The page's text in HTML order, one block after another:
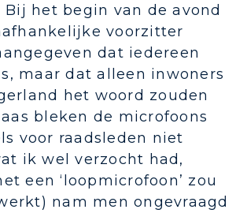
Bij het begin van de avond
voorzitter
dat iedereen
maar dat alleen inwoners
het woord zouden
bleken de microfoons
voor raadsleden niet
ik wel verzocht had,
een ‘loopmicrofoon’ zou
nam men ongevraagd